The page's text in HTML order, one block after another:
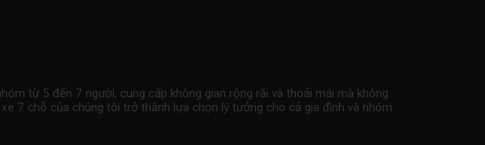
từ 5 đến 7 người, cung cấp không gian rộng rãi và thoải mái mà không
7 chỗ của chúng tôi trở thành lựa chọn lý tưởng cho cả gia đình và nhóm